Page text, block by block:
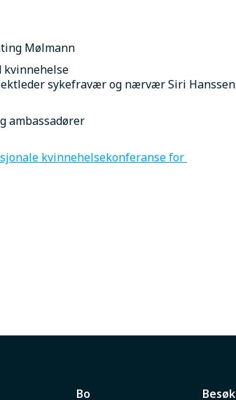
Mølmann
kvinnehelse
sykefravær og nærvær Siri Hanssen
ambassadører
kvinnehelsekonferanse for
Bo Besøk